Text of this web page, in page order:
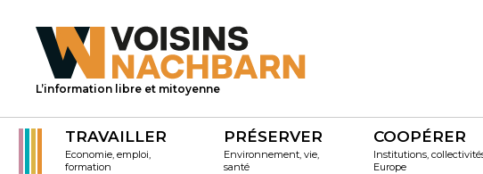
L’information libre et mitoyenne
TRAVAILLER
Economie, emploi,
formation
PRÉSERVER
Environnement, vie,
santé
COOPÉRER
Institutions,
Europe